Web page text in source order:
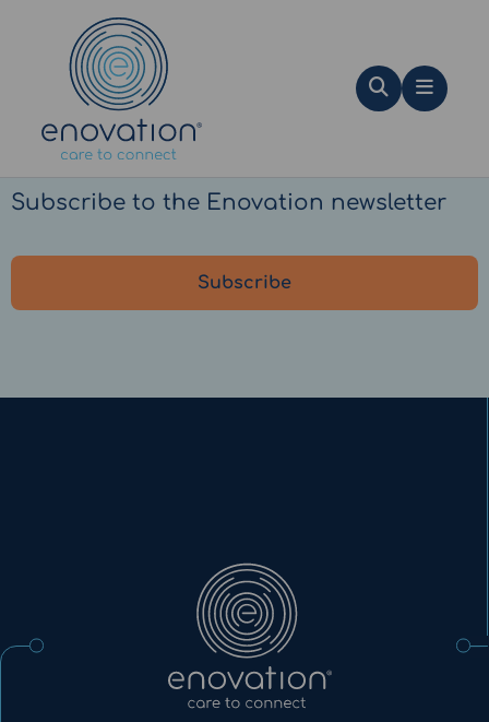
Nordics
SearchMenu
Always up to date?
Subscribe to the Enovation newsletter
Subscribe